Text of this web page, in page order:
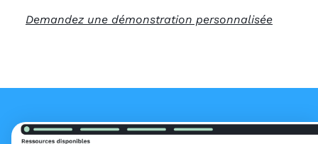
Demandez une démonstration personnalisée